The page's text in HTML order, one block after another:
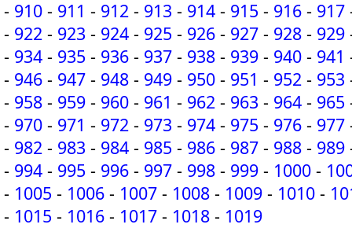
- 910 - 911 - 912 - 913 - 914 - 915 - 916 - 917
- 922 - 923 - 924 - 925 - 926 - 927 - 928 - 929
- 934 - 935 - 936 - 937 - 938 - 939 - 940 - 941
- 946 - 947 - 948 - 949 - 950 - 951 - 952 - 953
- 958 - 959 - 960 - 961 - 962 - 963 - 964 - 965
- 970 - 971 - 972 - 973 - 974 - 975 - 976 - 977
- 982 - 983 - 984 - 985 - 986 - 987 - 988 - 989
- 994 - 995 - 996 - 997 - 998 - 999 - 1000 -
- 1005 - 1006 - 1007 - 1008 - 1009 - 1010 -
- 1015 - 1016 - 1017 - 1018 - 1019